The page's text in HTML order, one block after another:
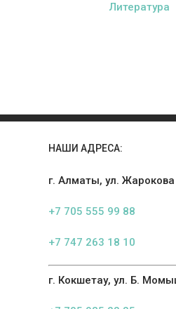
Литература
НАШИ АДРЕСА:
г. Алматы, ул.
+7 705 555 99 88
+7 747 263 18 10
г. Кокшетау, ул. Б.